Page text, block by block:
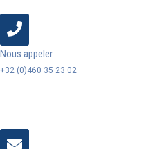
Nous appeler
+32 (0)460 35 23 02